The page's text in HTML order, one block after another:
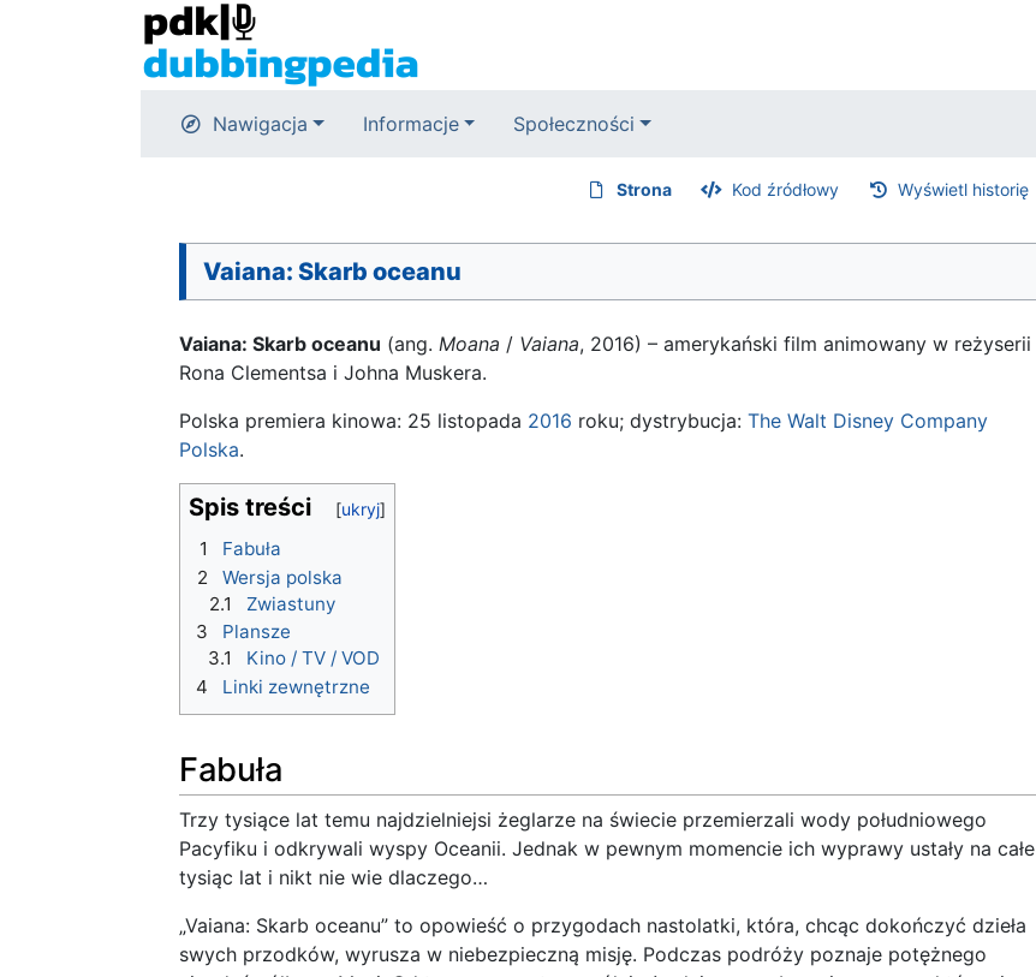
Nawigacja Informacje Społeczności
Strona Kod źródłowy Wyświetl historię
Vaiana: Skarb oceanu
Vaiana: Skarb oceanu (ang. Moana / Vaiana, 2016) – amerykański film animowany w reżyserii
Rona Clementsa i Johna Muskera.
Polska premiera kinowa: 25 listopada 2016 roku; dystrybucja: The Walt Disney Company
Polska.
Spis treści
1
Fabuła
2
Wersja polska
2.1
Zwiastuny
3
Plansze
3.1
Kino / TV / VOD
4
Linki zewnętrzne
Fabuła
Trzy tysiące lat temu najdzielniejsi żeglarze na świecie przemierzali wody południowego
Pacyfiku i odkrywali wyspy Oceanii. Jednak w pewnym momencie ich wyprawy ustały na całe
tysiąc lat i nikt nie wie dlaczego…
„Vaiana: Skarb oceanu” to opowieść o przygodach nastolatki, która, chcąc dokończyć dzieła
swych przodków, wyrusza w niebezpieczną misję. Podczas podróży poznaje potężnego